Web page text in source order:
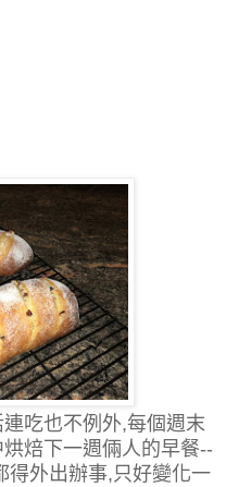
吃也不例外,每個週末
焙下一週倆人的早餐--
得外出辦事,只好變化一